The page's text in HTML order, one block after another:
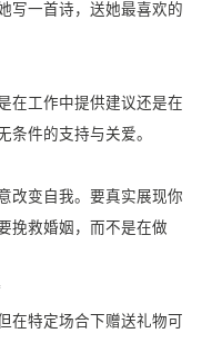
写一首诗，送她最喜欢的
在工作中提供建议还是在
条件的支持与关爱。
改变自我。要真实展现你
挽救婚姻，而不是在做
在特定场合下赠送礼物可